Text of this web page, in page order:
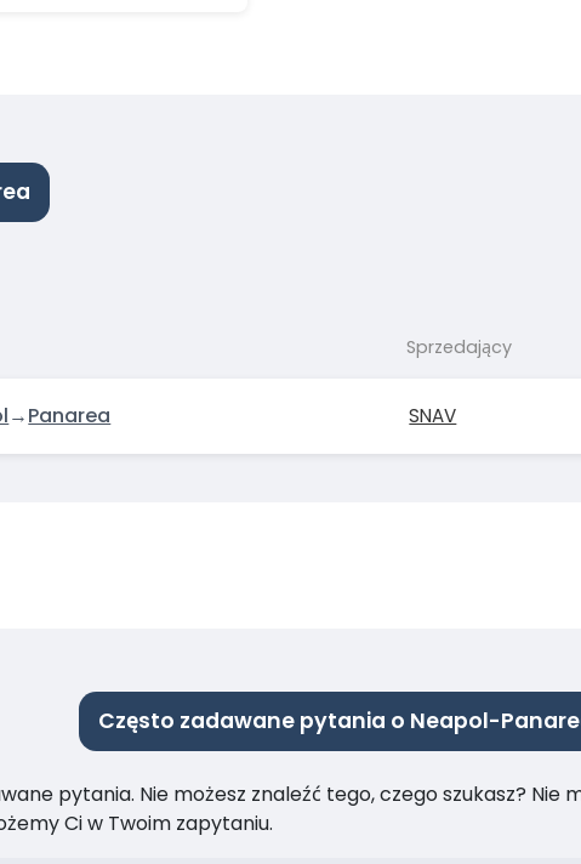
Sprzedający
→Panarea SNAV
Często zadawane pytania o Neapol-
pytania. Nie możesz znaleźć tego, czego szukasz? Nie
Ci w Twoim zapytaniu.